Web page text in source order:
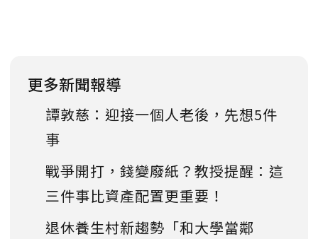
更多新聞報導
譚敦慈：迎接一個人老後，先想5件
事
戰爭開打，錢變廢紙？教授提醒：這
三件事比資產配置更重要！
退休養生村新趨勢「和大學當鄰